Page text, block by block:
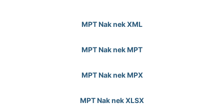
MPT Nak nek XML
MPT Nak nek MPT
MPT Nak nek MPX
MPT Nak nek XLSX